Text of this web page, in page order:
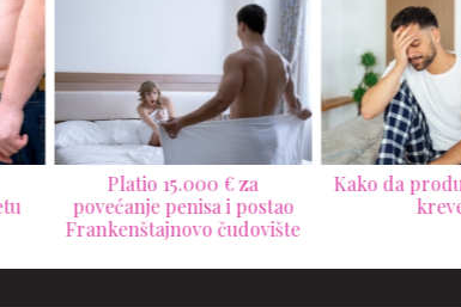
Platio 15.000 € za
penisa i postao
čudovište
Kako da produžite akciju u